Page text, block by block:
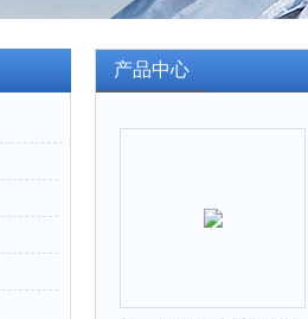
产品中心